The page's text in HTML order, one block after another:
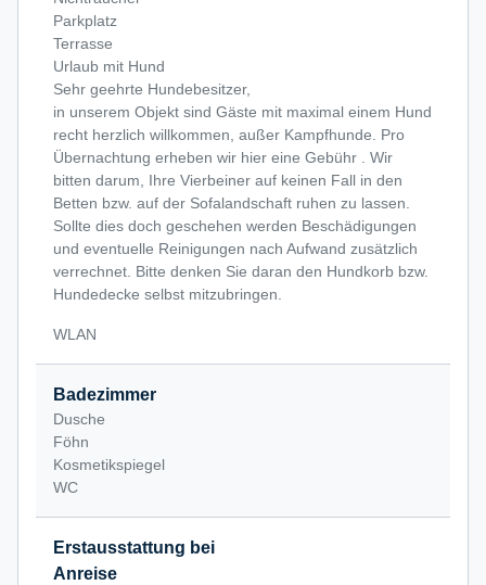
Parkplatz
Terrasse
Urlaub mit Hund
Sehr geehrte Hundebesitzer,
in unserem Objekt sind Gäste mit maximal einem Hund
recht herzlich willkommen, außer Kampfhunde. Pro
Übernachtung erheben wir hier eine Gebühr . Wir
bitten darum, Ihre Vierbeiner auf keinen Fall in den
Betten bzw. auf der Sofalandschaft ruhen zu lassen.
Sollte dies doch geschehen werden Beschädigungen
und eventuelle Reinigungen nach Aufwand zusätzlich
verrechnet. Bitte denken Sie daran den Hundkorb bzw.
Hundedecke selbst mitzubringen.
WLAN
Badezimmer
Dusche
Föhn
Kosmetikspiegel
WC
Erstausstattung bei
Anreise